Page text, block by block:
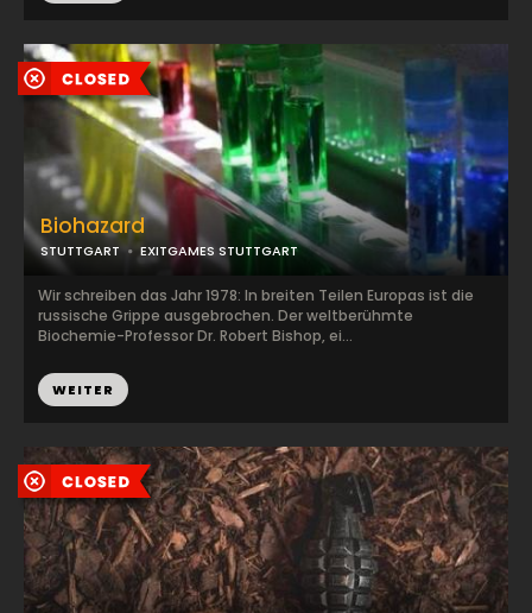
Biohazard
STUTTGART EXITGAMES STUTTGART
Wir schreiben das Jahr 1978: In breiten Teilen Europas ist die
russische Grippe ausgebrochen. Der weltberühmte
Biochemie-Professor Dr. Robert Bishop, ei...
WEITER